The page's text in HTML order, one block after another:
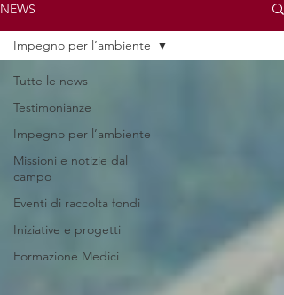
NEWS
Tutte le news
Testimonianze
Impegno per l’ambiente
Missioni e notizie dal
campo
Eventi di raccolta fondi
Iniziative e progetti
Formazione Medici
Impegno per l’ambiente